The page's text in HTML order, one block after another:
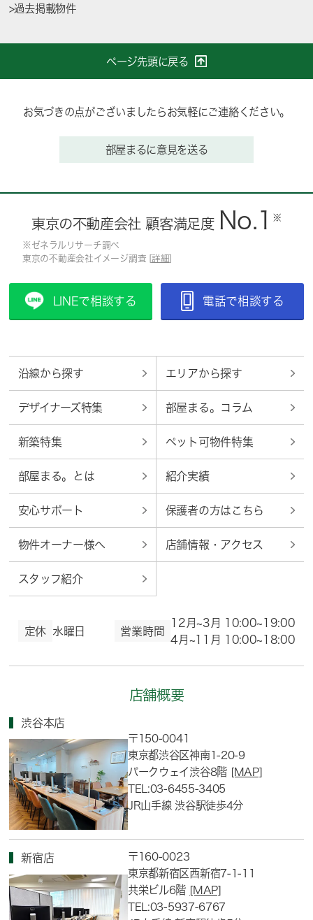
>過去掲載物件
ページ先頭に戻る
お気づきの点がございましたらお気軽にご連絡ください。
部屋まるに意見を送る
東京の不動産会社 顧客満足度 No.1 ※
※ゼネラルリサーチ調べ
東京の不動産会社イメージ調査 [ 詳細
LINEで相談する 電話で相談する
沿線から探す エリアから探す
デザイナーズ特集 部屋まる。コラム
新築特集 ペット可物件特集
部屋まる。とは 紹介実績
安心サポート 保護者の方はこちら
物件オーナー様へ 店舗情報・アクセス
スタッフ紹介
定休 水曜日 営業時間
12月~3月 10:00~19:00
4月~11月 10:00~18:00
店舗概要
渋谷本店
〒150-0041
東京都渋谷区神南1-20-9
パークウェイ渋谷8階 [MAP]
TEL:03-6455-3405
JR山手線 渋谷駅徒歩4分
新宿店
〒160-0023
東京都新宿区西新宿7-1-11
共栄ビル6階 [MAP]
TEL:03-5937-6767